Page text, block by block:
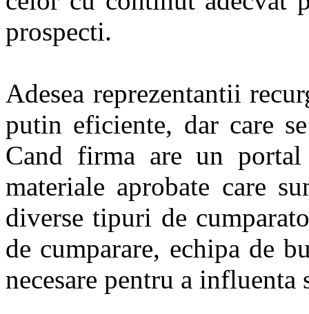
prospecti.
Adesea reprezentantii
putin eficiente, dar care
Cand firma are un portal
materiale aprobate care
diverse tipuri de
de cumparare, echipa de
necesare pentru a